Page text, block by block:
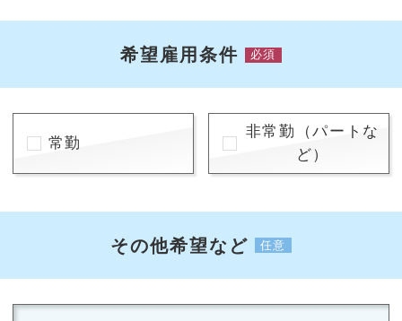
希望雇用条件 必須
常勤
非常勤（パートな
ど）
その他希望など 任意